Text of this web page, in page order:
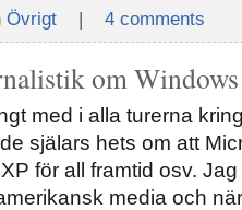
Övrigt | 4 comments
om
med i alla turerna
själars hets om att
för all framtid osv.
media och